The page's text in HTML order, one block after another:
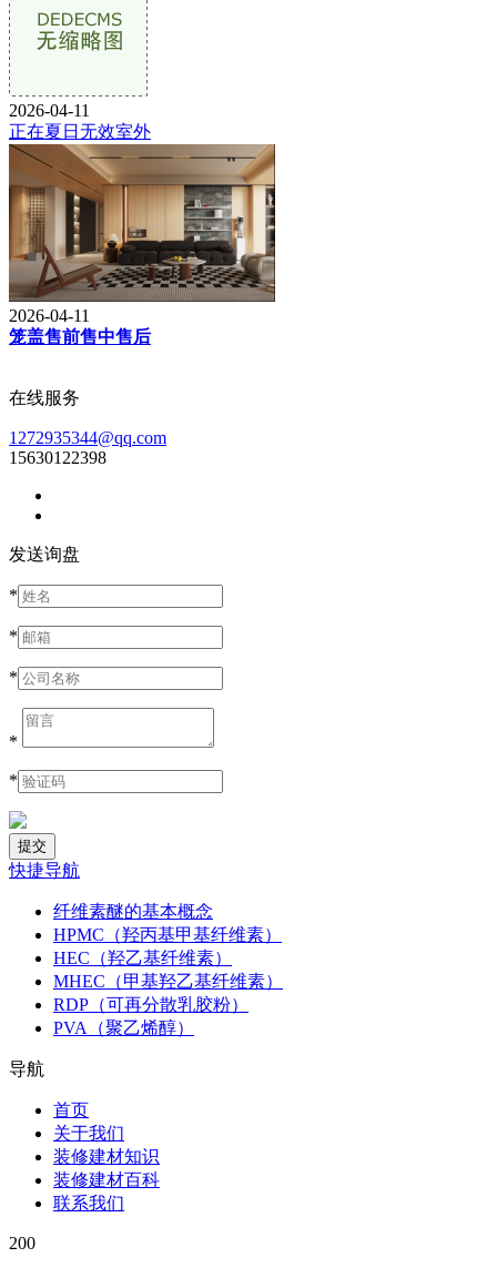
2026-04-11
正在夏日无效室外
2026-04-11
笼盖售前售中售后
在线服务
1272935344@qq.com
15630122398
发送询盘
*
*
*
*
*
快捷导航
纤维素醚的基本概念
HPMC（羟丙基甲基纤维素）
HEC（羟乙基纤维素）
MHEC（甲基羟乙基纤维素）
RDP（可再分散乳胶粉）
PVA（聚乙烯醇）
导航
首页
关于我们
装修建材知识
装修建材百科
联系我们
200